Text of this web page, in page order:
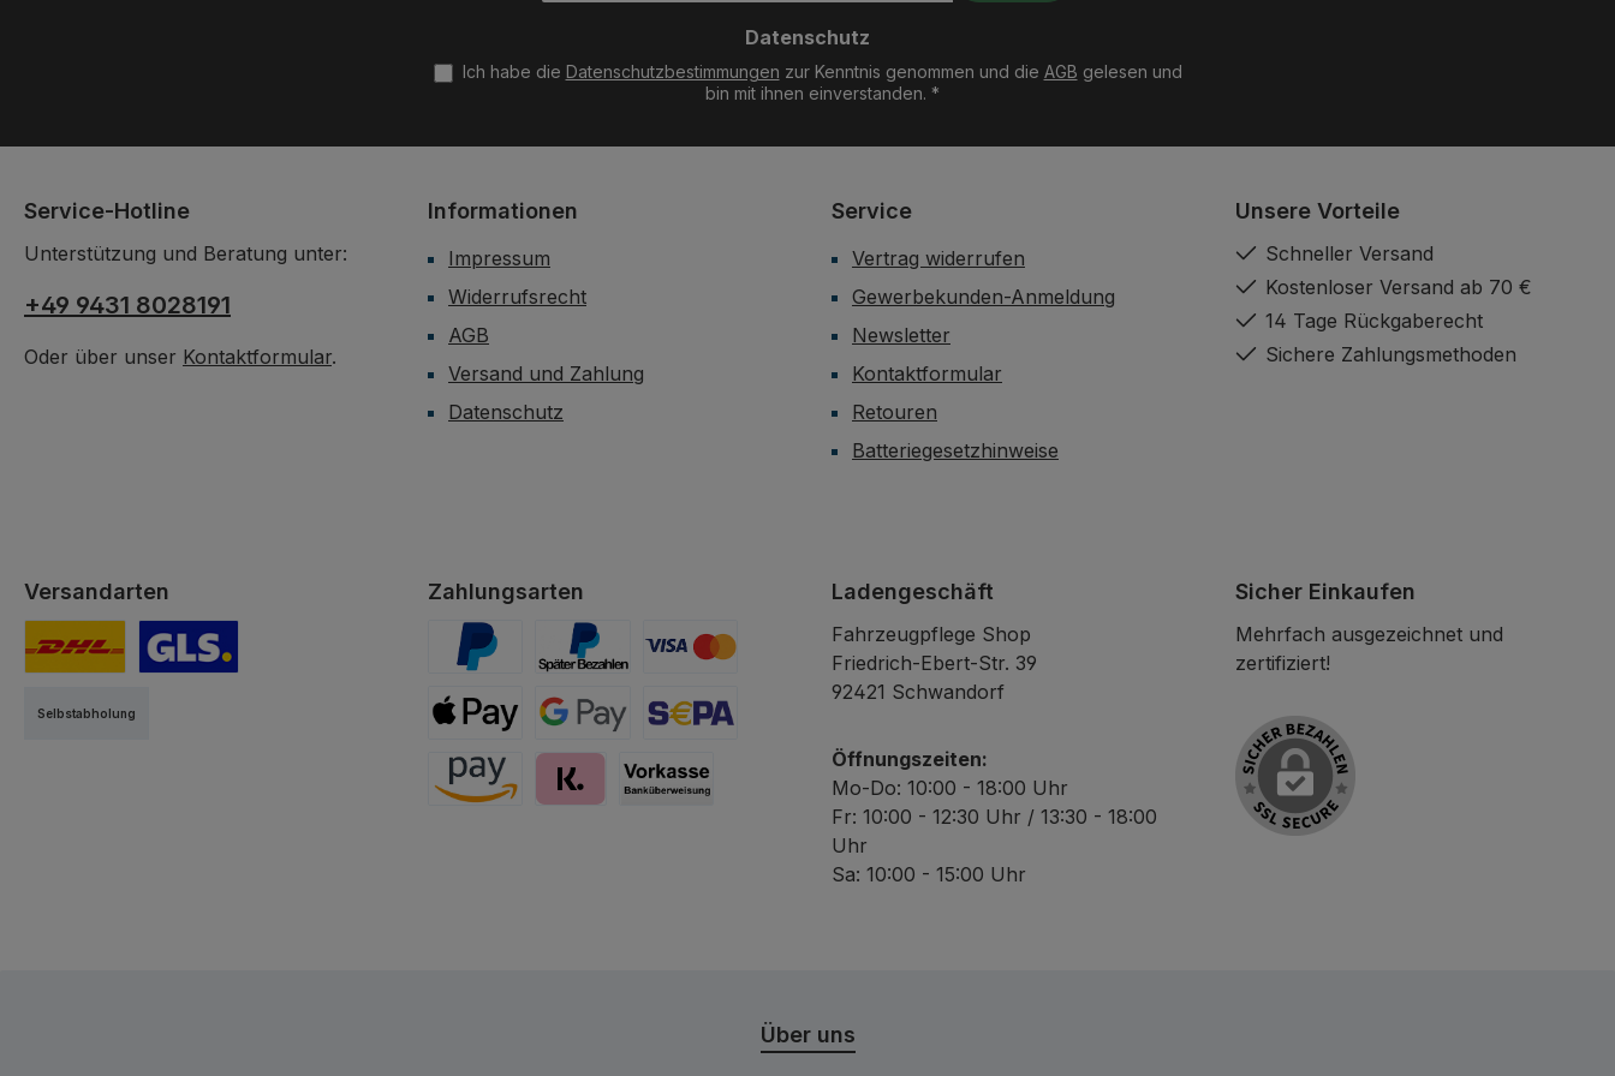
Datenschutz
Ich habe die Datenschutzbestimmungen zur Kenntnis genommen und die AGB gelesen und
bin mit ihnen einverstanden. *
Service-Hotline
Unterstützung und Beratung unter:
+49 9431 8028191
Oder über unser Kontaktformular.
Informationen
Impressum
Widerrufsrecht
AGB
Versand und Zahlung
Datenschutz
Service
Vertrag widerrufen
Gewerbekunden-Anmeldung
Newsletter
Kontaktformular
Retouren
Batteriegesetzhinweise
Unsere Vorteile
Schneller Versand
Kostenloser Versand ab 70 €
14 Tage Rückgaberecht
Sichere Zahlungsmethoden
Versandarten
Selbstabholung
Zahlungsarten
Kredit- oder Debitkarte
Apple Pay Google Pay
Ladengeschäft
Fahrzeugpflege Shop
Friedrich-Ebert-Str. 39
92421 Schwandorf
Öffnungszeiten:
Mo-Do: 10:00 - 18:00 Uhr
Fr: 10:00 - 12:30 Uhr / 13:30 - 18:00
Uhr
Sa: 10:00 - 15:00 Uhr
Sicher Einkaufen
Mehrfach ausgezeichnet und
zertifiziert!
Über uns